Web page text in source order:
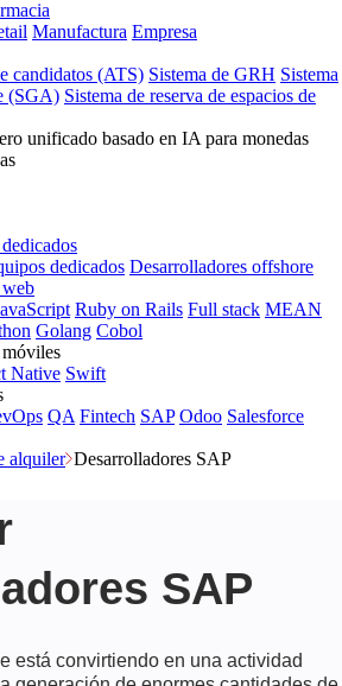
Manufactura Empresa
candidatos (ATS) Sistema de GRH Sistema
(SGA) Sistema de reserva de espacios de
unificado basado en IA para monedas
dedicados Desarrolladores offshore
web
Ruby on Rails Full stack MEAN
Golang Cobol
Native Swift
QA Fintech SAP Odoo Salesforce
alquiler Desarrolladores SAP
SAP
está convirtiendo en una actividad